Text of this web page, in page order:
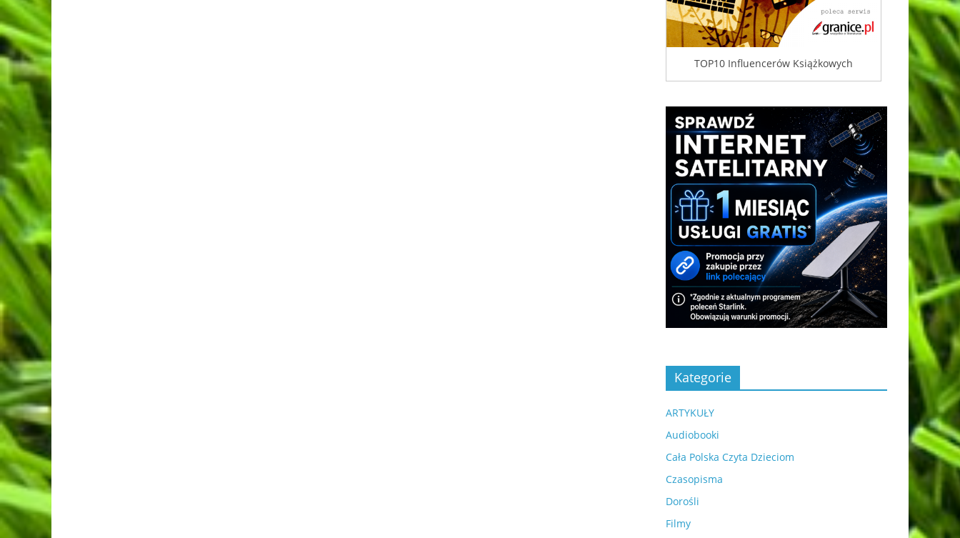
TOP10 Influencerów Książkowych
Kategorie
ARTYKUŁY
Audiobooki
Cała Polska Czyta Dzieciom
Czasopisma
Dorośli
Filmy